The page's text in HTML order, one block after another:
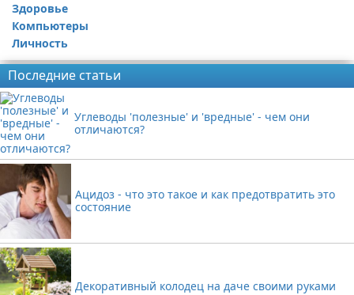
Здоровье
Компьютеры
Личность
Последние статьи
Углеводы 'полезные' и 'вредные' - чем они
отличаются?
Ацидоз - что это такое и как предотвратить это
состояние
Декоративный колодец на даче своими руками